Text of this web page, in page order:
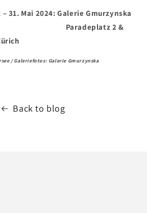
31. Mai 2024: Galerie Gmurzynska
Paradeplatz 2 &
/ Galeriefotos: Galerie Gmurzynska
Back to blog